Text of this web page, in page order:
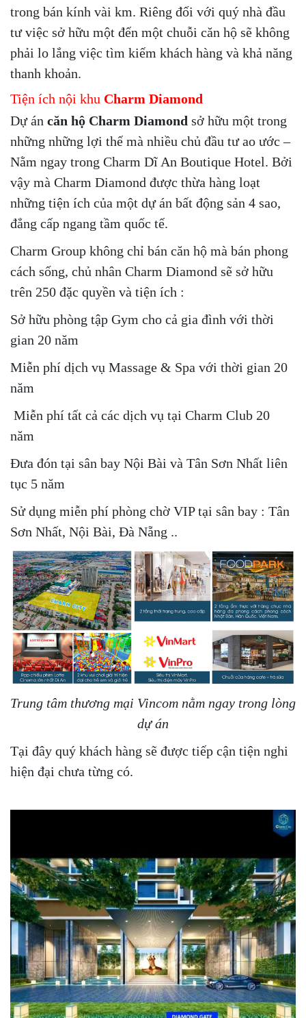
trong bán kính vài km. Riêng đối với quý nhà đầu
tư việc sở hữu một đến một chuỗi căn hộ sẽ không
phải lo lắng việc tìm kiếm khách hàng và khả năng
thanh khoản.
Tiện ích nội khu Charm Diamond
Dự án căn hộ Charm Diamond sở hữu một trong
những những lợi thế mà nhiều chủ đầu tư ao ước –
Nằm ngay trong Charm Dĩ An Boutique Hotel. Bởi
vậy mà Charm Diamond được thừa hàng loạt
những tiện ích của một dự án bất động sản 4 sao,
đẳng cấp ngang tầm quốc tế.
Charm Group không chỉ bán căn hộ mà bán phong
cách sống, chủ nhân Charm Diamond sẽ sở hữu
trên 250 đặc quyền và tiện ích :
Sở hữu phòng tập Gym cho cả gia đình với thời
gian 20 năm
Miễn phí dịch vụ Massage & Spa với thời gian 20
năm
Miễn phí tất cả các dịch vụ tại Charm Club 20
năm
Đưa đón tại sân bay Nội Bài và Tân Sơn Nhất liên
tục 5 năm
Sử dụng miễn phí phòng chờ VIP tại sân bay : Tân
Sơn Nhất, Nội Bài, Đà Nẵng ..
Trung tâm thương mại Vincom nằm ngay trong lòng
dự án
Tại đây quý khách hàng sẽ được tiếp cận tiện nghi
hiện đại chưa từng có.